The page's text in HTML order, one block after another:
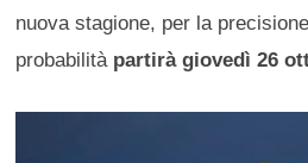
nuova stagione, per la
probabilità partirà giovedì 26